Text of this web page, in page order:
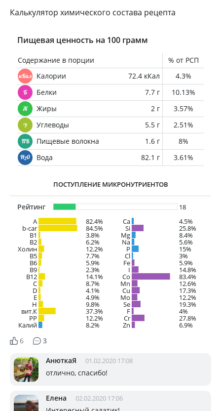
Калькулятор химического состава рецепта
Пищевая ценность на 100 грамм
Содержание в порции
% от РСП
Калории
72.4 кКал
4.3%
Белки
7.7 г
10.13%
Жиры
2 г
3.57%
Углеводы
5.5 г
2.51%
Пищевые волокна
1.6 г
8%
Вода
82.1 г 3.61%
ПОСТУПЛЕНИЕ МИКРОНУТРИЕНТОВ
Рейтинг
18
A
82.4%
b-car 84.5%
В1 3.8%
B2 6.2%
Холин 12.2%
B5 7.7%
B6 5.9%
B9 2.3%
B12 14.1%
C 8.7%
D 4.1%
E 4.9%
H 9.8%
вит.К 37.3%
PP 12.2%
Калий 8.2%
Ca 4.5%
Si 25.8%
Mg 8.4%
Na 5.6%
P 15%
Cl 3%
Fe 5.9%
I 14.8%
Co 83.4%
Mn 12.6%
Cu 17.3%
Mo 12.2%
Se 19.3%
F 4%
Cr 27.8%
Zn 6.9%
6 3
АнюткаЯ 01.02.2020 17:08
отлично, спасибо!
Елена 02.02.2020 17:06